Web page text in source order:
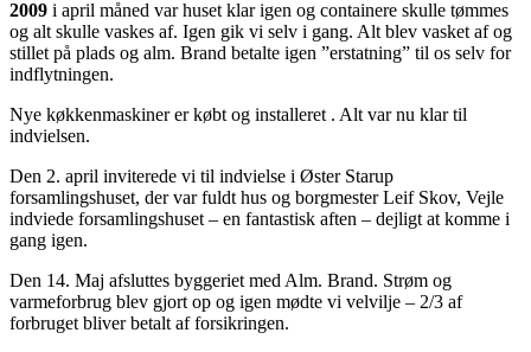
2009 i april måned var huset klar igen og containere skulle tømmes
og alt skulle vaskes af. Igen gik vi selv i gang. Alt blev vasket af og
stillet på plads og alm. Brand betalte igen ”erstatning” til os selv for
indflytningen.
Nye køkkenmaskiner er købt og installeret . Alt var nu klar til
indvielsen.
Den 2. april inviterede vi til indvielse i Øster Starup
forsamlingshuset, der var fuldt hus og borgmester Leif Skov, Vejle
indviede forsamlingshuset – en fantastisk aften – dejligt at komme i
gang igen.
Den 14. Maj afsluttes byggeriet med Alm. Brand. Strøm og
varmeforbrug blev gjort op og igen mødte vi velvilje – 2/3 af
forbruget bliver betalt af forsikringen.